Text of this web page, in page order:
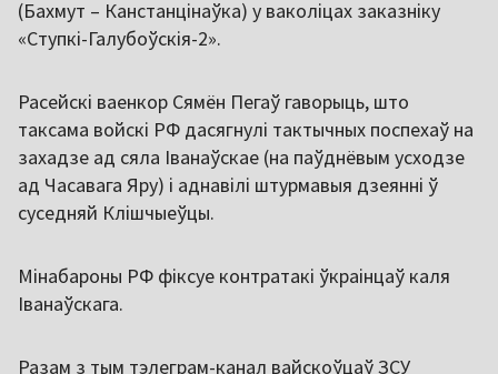
(Бахмут – Канстанцінаўка) у ваколіцах заказніку
«Ступкі-Галубоўскія-2».
Расейскі ваенкор Сямён Пегаў гаворыць, што
таксама войскі РФ дасягнулі тактычных поспехаў на
захадзе ад сяла Іванаўскае (на паўднёвым усходзе
ад Часавага Яру) і аднавілі штурмавыя дзеянні ў
суседняй Клішчыеўцы.
Мінабароны РФ фіксуе контратакі ўкраінцаў каля
Іванаўскага.
Разам з тым тэлеграм-канал вайскоўцаў ЗСУ